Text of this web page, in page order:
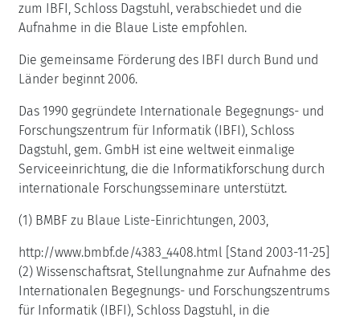
zum IBFI, Schloss Dagstuhl, verabschiedet und die
Aufnahme in die Blaue Liste empfohlen.
Die gemeinsame Förderung des IBFI durch Bund und
Länder beginnt 2006.
Das 1990 gegründete Internationale Begegnungs- und
Forschungszentrum für Informatik (IBFI), Schloss
Dagstuhl, gem. GmbH ist eine weltweit einmalige
Serviceeinrichtung, die die Informatikforschung durch
internationale Forschungsseminare unterstützt.
(1) BMBF zu Blaue Liste-Einrichtungen, 2003,
http://www.bmbf.de/4383_4408.html [Stand 2003-11-25]
(2) Wissenschaftsrat, Stellungnahme zur Aufnahme des
Internationalen Begegnungs- und Forschungszentrums
für Informatik (IBFI), Schloss Dagstuhl, in die